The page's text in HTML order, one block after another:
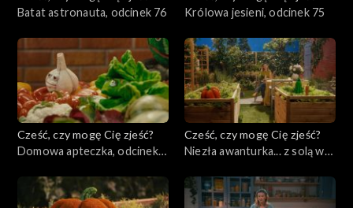
Batat astronauta, odcinek 76
Królowa jesieni, odcinek 75
Cześć, czy mogę Cię zjeść?
Domowa apteczka, odcinek
Cześć, czy mogę Cię zjeść?
Niezła awanturka... z solą w